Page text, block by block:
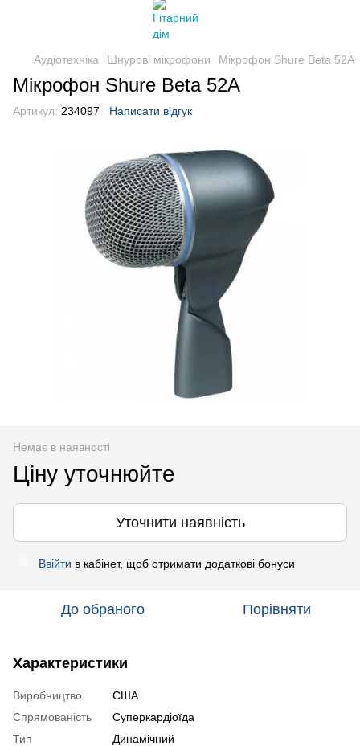
Аудіотехніка Шнурові мікрофони Мікрофон Shure Beta 52A
Мікрофон Shure Beta 52A
Артикул: 234097 Написати відгук
Немає в наявності
Ціну уточнюйте
Уточнити наявність
Ввійти в кабінет, щоб отримати додаткові бонуси
До обраного Порівняти
Характеристики
Виробництво
США
Спрямованість
Суперкардіоїда
Тип
Динамічний